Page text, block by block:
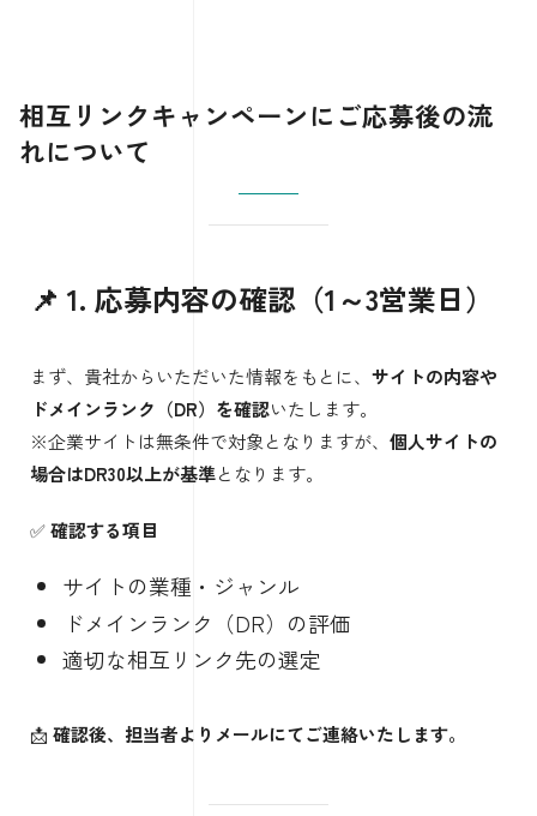
相互リンクキャンペーンにご応募後の流
れについて
📌 1. 応募内容の確認（1～3営業日）
まず、貴社からいただいた情報をもとに、 サイトの内容や
ドメインランク（DR）を確認いたします。
※企業サイトは無条件で対象となりますが、 個人サイトの
場合はDR30以上が基準となります。
✅確認する項目
サイトの業種・ジャンル
ドメインランク（DR）の評価
適切な相互リンク先の選定
📩 確認後、担当者よりメールにてご連絡いたします。